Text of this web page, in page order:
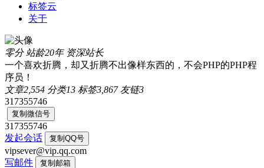
标签云
关于
零分 站龄20年 资深站长
一个喜欢折腾，却又折腾不出像样东西的，不会PHP的PHP程
序员！
文章2,554 分类13 标签3,867 友链3
317355746
复制微信号
317355746
发起会话
复制QQ号
vipsever@vip.qq.com
写邮件
复制邮箱